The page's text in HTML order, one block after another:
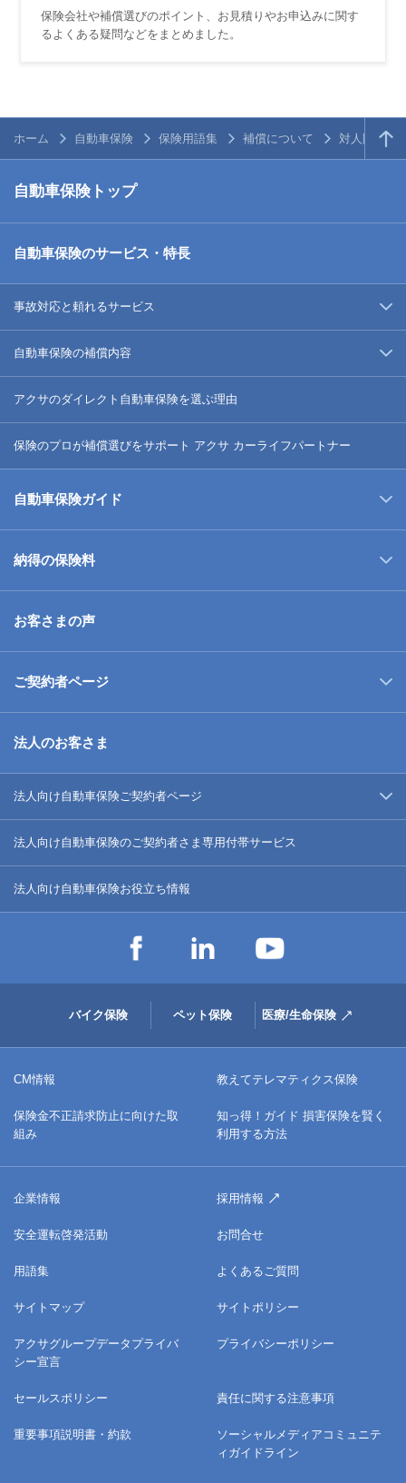
保険会社や補償選びのポイント、お見積りやお申込みに関す
るよくある疑問などをまとめました。
ホーム 自動車保険 保険用語集 補償について 対人賠償保
自動車保険トップ
自動車保険のサービス・特長
事故対応と頼れるサービス
自動車保険の補償内容
アクサのダイレクト自動車保険を選ぶ理由
保険のプロが補償選びをサポート アクサ カーライフパートナー
自動車保険ガイド
納得の保険料
お客さまの声
ご契約者ページ
法人のお客さま
法人向け自動車保険ご契約者ページ
法人向け自動車保険のご契約者さま専用付帯サービス
法人向け自動車保険お役立ち情報
バイク保険 ペット保険 医療/生命保険
CM情報 教えてテレマティクス保険
保険金不正請求防止に向けた取
組み
知っ得！ガイド 損害保険を賢く
利用する方法
企業情報 採用情報
安全運転啓発活動 お問合せ
用語集 よくあるご質問
サイトマップ サイトポリシー
アクサグループデータプライバ
シー宣言
プライバシーポリシー
セールスポリシー 責任に関する注意事項
重要事項説明書・約款
ソーシャルメディアコミュニテ
ィガイドライン